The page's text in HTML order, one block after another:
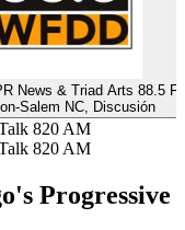
News & Triad Arts 88.5
Salem NC, Discusión
820 AM
820 AM
Progressive